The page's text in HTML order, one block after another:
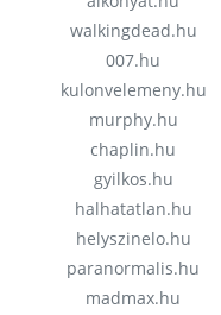
walkingdead.hu
007.hu
kulonvelemeny.hu
murphy.hu
chaplin.hu
gyilkos.hu
halhatatlan.hu
helyszinelo.hu
paranormalis.hu
madmax.hu